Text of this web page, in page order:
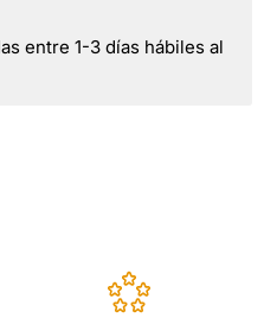
entre 1-3 días hábiles al